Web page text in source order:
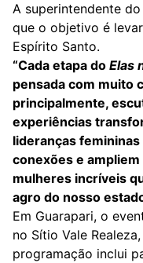
A superintendente
que o objetivo é
Espírito Santo.
“Cada etapa do Elas
pensada com muito
principalmente,
experiências
lideranças
conexões e
mulheres incríveis
agro do nosso
Em Guarapari, o
no Sítio Vale
programação inclui